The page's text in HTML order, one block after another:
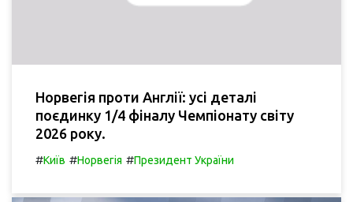
Норвегія проти Англії: усі деталі
поєдинку 1/4 фіналу Чемпіонату світу
2026 року.
#Київ #Норвегія #Президент України